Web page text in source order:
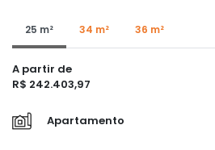
25 m² 34 m² 36 m²
A partir de
R$ 242.403,97
Apartamento